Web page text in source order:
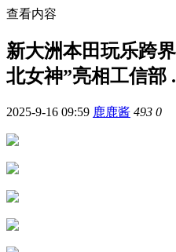
查看内容
新大洲本田玩乐跨
北女神”亮相工信部
2025-9-16 09:59 鹿鹿酱 493 0